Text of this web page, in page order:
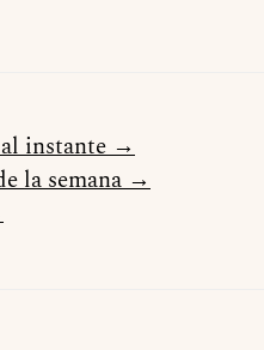
al instante →
la semana →